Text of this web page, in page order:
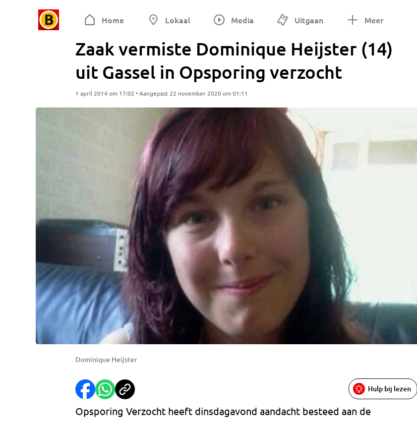
Home Lokaal Media Uitgaan Meer
Zaak vermiste Dominique Heijster (14)
uit Gassel in Opsporing verzocht
1 april 2014 om 17:02 • Aangepast 22 november 2020 om 01:11
Dominique Heijster
Hulp bij lezen
Opsporing Verzocht heeft dinsdagavond aandacht besteed aan de